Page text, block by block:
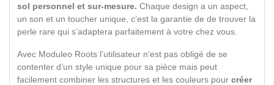
sol personnel et sur-mesure. Chaque design a un aspect,
un son et un toucher unique, c’est la garantie de de trouver la
perle rare qui s’adaptera parfaitement à votre chez vous.
Avec Moduleo Roots l’utilisateur n’est pas obligé de se
contenter d’un style unique pour sa pièce mais peut
facilement combiner les structures et les couleurs pour créer